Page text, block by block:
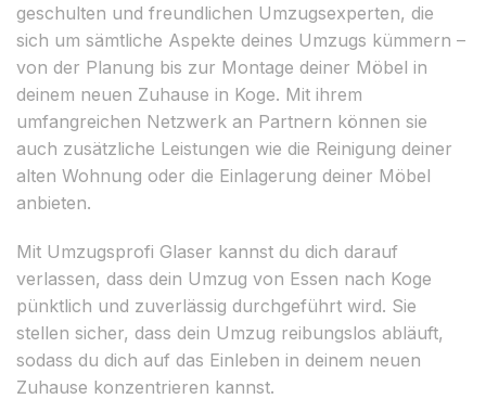
geschulten und freundlichen Umzugsexperten, die
sich um sämtliche Aspekte deines Umzugs kümmern –
von der Planung bis zur Montage deiner Möbel in
deinem neuen Zuhause in Koge. Mit ihrem
umfangreichen Netzwerk an Partnern können sie
auch zusätzliche Leistungen wie die Reinigung deiner
alten Wohnung oder die Einlagerung deiner Möbel
anbieten.
Mit Umzugsprofi Glaser kannst du dich darauf
verlassen, dass dein Umzug von Essen nach Koge
pünktlich und zuverlässig durchgeführt wird. Sie
stellen sicher, dass dein Umzug reibungslos abläuft,
sodass du dich auf das Einleben in deinem neuen
Zuhause konzentrieren kannst.